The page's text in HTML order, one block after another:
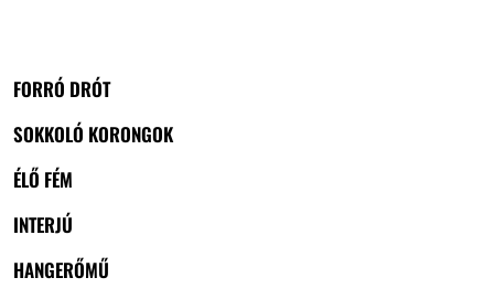
FORRÓ DRÓT
SOKKOLÓ KORONGOK
ÉLŐ FÉM
INTERJÚ
HANGERŐMŰ